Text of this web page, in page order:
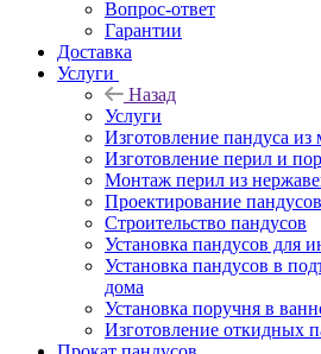
Вопрос-ответ
Гарантии
Доставка
Услуги
Назад
Услуги
Изготовление пандуса из
Изготовление перил и
Монтаж перил из
Проектирование пандусов
Строительство пандусов
Установка пандусов для
Установка пандусов в
дома
Установка поручня в
Изготовление откидных